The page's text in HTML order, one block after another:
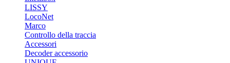
LISSY
LocoNet
Marco
Controllo della traccia
Accessori
Decoder accessorio